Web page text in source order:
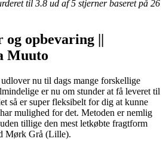
til 3.8 ud af 5 stjerner baseret på 26
opbevaring ||
Muuto
nu til dags mange forskellige
er nu om stunder at få leveret til
så er super fleksibelt for dig at kunne
mulighed for det. Metoden er nemlig
tillige den mest letkøbte fragtform
Mørk Grå (Lille).